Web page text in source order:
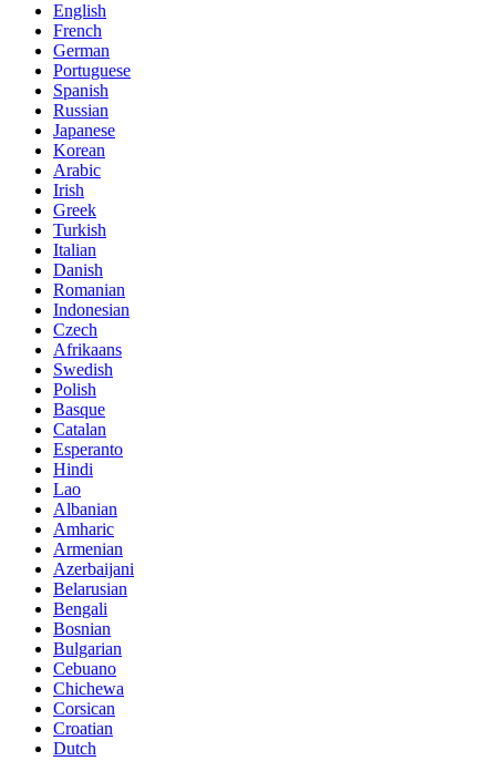
English
French
German
Portuguese
Spanish
Russian
Japanese
Korean
Arabic
Irish
Greek
Turkish
Italian
Danish
Romanian
Indonesian
Czech
Afrikaans
Swedish
Polish
Basque
Catalan
Esperanto
Hindi
Lao
Albanian
Amharic
Armenian
Azerbaijani
Belarusian
Bengali
Bosnian
Bulgarian
Cebuano
Chichewa
Corsican
Croatian
Dutch